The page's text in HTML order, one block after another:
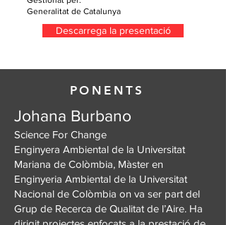
Generalitat de Catalunya
Descarrega la presentació
PONENTS
Johana Burbano
Science For Change
Enginyera Ambiental de la Universitat
Mariana de Colòmbia, Màster en
Enginyeria Ambiental de la Universitat
Nacional de Colòmbia on va ser part del
Grup de Recerca de Qualitat de l’Aire. Ha